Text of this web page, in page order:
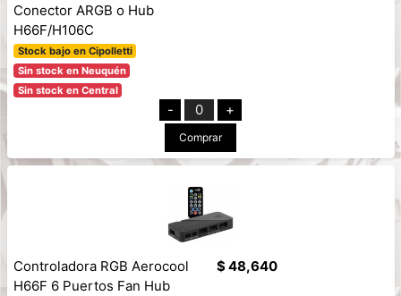
Conector ARGB o Hub
H66F/H106C
Stock bajo en Cipolletti
Sin stock en Neuquén
Sin stock en Central
- 0 +
Comprar
Controladora RGB Aerocool
H66F 6 Puertos Fan Hub
$ 48,640